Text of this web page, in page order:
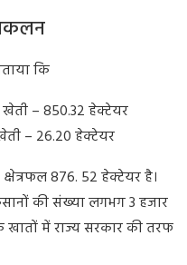
कि
– 850.32 हेक्टेयर
– 26.20 हेक्टेयर
876. 52 हेक्टेयर है।
की संख्या लगभग 3 हजार
खातों में राज्य सरकार की तरफ